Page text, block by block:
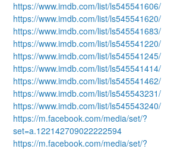
https://www.imdb.com/list/ls545541606/
https://www.imdb.com/list/ls545541620/
https://www.imdb.com/list/ls545541683/
https://www.imdb.com/list/ls545541220/
https://www.imdb.com/list/ls545541245/
https://www.imdb.com/list/ls545541414/
https://www.imdb.com/list/ls545541462/
https://www.imdb.com/list/ls545543231/
https://www.imdb.com/list/ls545543240/
https://m.facebook.com/media/set/?
set=a.122142709022222594
https://m.facebook.com/media/set/?